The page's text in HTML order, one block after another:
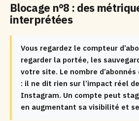
Blocage n°8 : des
interprétées
Vous regardez le compteur
regarder la portée, les
votre site. Le nombre
: il ne dit rien sur l’impact réel
Instagram. Un compte peut
en augmentant sa visibilité et